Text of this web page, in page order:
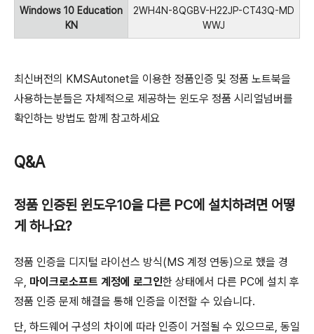
Windows 10 Education
KN
2WH4N-8QGBV-H22JP-CT43Q-MD
WWJ
최신버전의 KMSAutonet을 이용한 정품인증 및 정품 노트북을
사용하는분들은 자체적으로 제공하는 윈도우 정품 시리얼넘버를
확인하는 방법도 함께 참고하세요
Q&A
정품 인증된 윈도우10을 다른 PC에 설치하려면 어떻
게 하나요?
정품 인증을 디지털 라이선스 방식(MS 계정 연동)으로 했을 경
우, 마이크로소프트 계정에 로그인한 상태에서 다른 PC에 설치 후
정품 인증 문제 해결을 통해 인증을 이전할 수 있습니다.
단, 하드웨어 구성의 차이에 따라 인증이 거절될 수 있으므로, 동일